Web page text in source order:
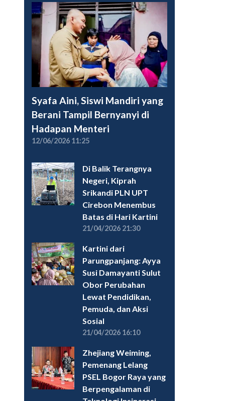
Syafa Aini, Siswi Mandiri yang
Berani Tampil Bernyanyi di
Hadapan Menteri
12/06/2026 11:25
Di Balik Terangnya
Negeri, Kiprah
Srikandi PLN UPT
Cirebon Menembus
Batas di Hari Kartini
21/04/2026 21:30
Kartini dari
Parungpanjang: Ayya
Susi Damayanti Sulut
Obor Perubahan
Lewat Pendidikan,
Pemuda, dan Aksi
Sosial
21/04/2026 16:10
Zhejiang Weiming,
Pemenang Lelang
PSEL Bogor Raya yang
Berpengalaman di